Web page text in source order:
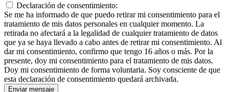
Declaración de consentimiento:
Se me ha informado de que puedo retirar mi consentimiento para el
tratamiento de mis datos personales en cualquier momento. La
retirada no afectará a la legalidad de cualquier tratamiento de datos
que ya se haya llevado a cabo antes de retirar mi consentimiento. Al
dar mi consentimiento, confirmo que tengo 16 años o más. Por la
presente, doy mi consentimiento para el tratamiento de mis datos.
Doy mi consentimiento de forma voluntaria. Soy consciente de que
esta declaración de consentimiento quedará archivada.
Enviar mensaje